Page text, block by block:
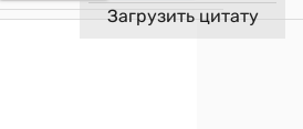
Загрузить цитату